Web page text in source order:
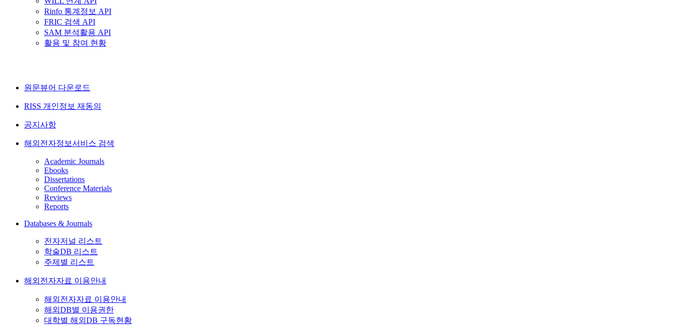
Rinfo 통계정보 API
FRIC 검색 API
SAM 분석활용 API
활용 및 참여 현황
원문뷰어 다운로드
RISS 개인정보 재동의
공지사항
해외전자정보서비스 검색
Academic Journals
Ebooks
Dissertations
Conference Materials
Reviews
Reports
Databases & Journals
전자저널 리스트
학술DB 리스트
주제별 리스트
해외전자자료 이용안내
해외전자자료 이용안내
해외DB별 이용권한
대학별 해외DB 구독현황